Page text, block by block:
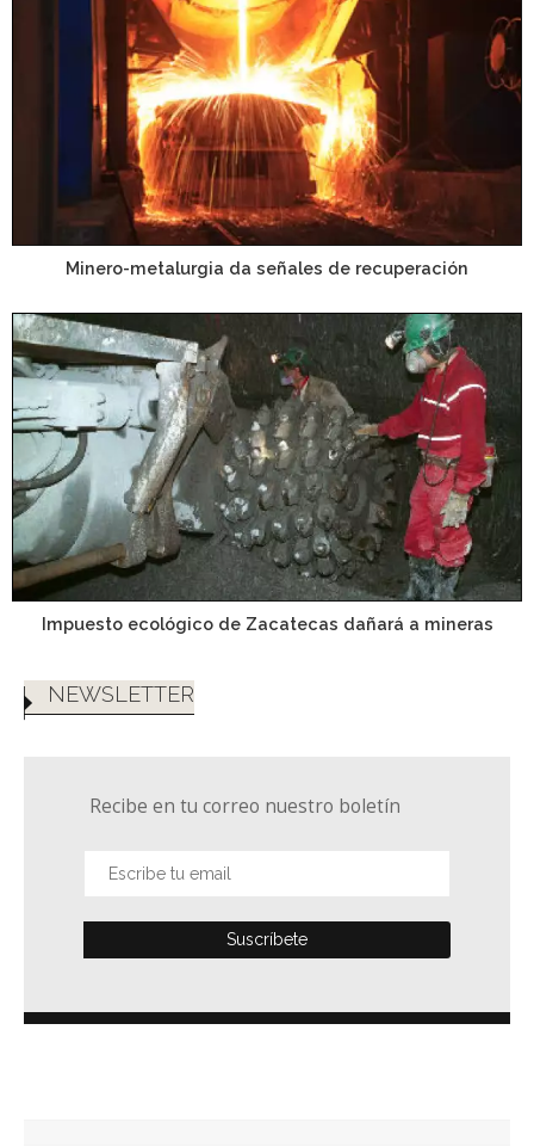
Minero-metalurgia da señales de recuperación
Impuesto ecológico de Zacatecas dañará a mineras
NEWSLETTER
Recibe en tu correo nuestro boletín